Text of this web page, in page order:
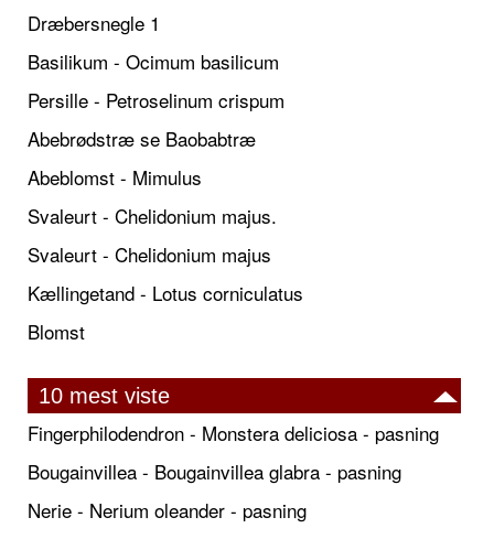
Dræbersnegle 1
Basilikum - Ocimum basilicum
Persille - Petroselinum crispum
Abebrødstræ se Baobabtræ
Abeblomst - Mimulus
Svaleurt - Chelidonium majus.
Svaleurt - Chelidonium majus
Kællingetand - Lotus corniculatus
Blomst
10 mest viste
Fingerphilodendron - Monstera deliciosa - pasning
Bougainvillea - Bougainvillea glabra - pasning
Nerie - Nerium oleander - pasning